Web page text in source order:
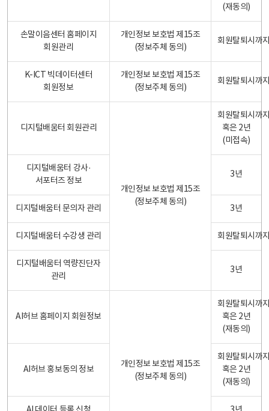
(재동의)
손말이음센터 홈페이지
회원관리
개인정보 보호법 제15조
(정보주체 동의)
회원탈퇴시까
K-ICT 빅데이터센터
회원정보
개인정보 보호법 제15조
(정보주체 동의)
회원탈퇴시까
디지털배움터 회원관리
개인정보 보호법 제15조
(정보주체 동의)
회원탈퇴시까
혹은 2년
(미접속)
디지털배움터 강사·
서포터즈 정보
3년
디지털배움터 문의자 관리 3년
디지털배움터 수강생 관리 회원탈퇴시까
디지털배움터 역량진단자
관리
3년
AI허브 홈페이지 회원정보
개인정보 보호법 제15조
(정보주체 동의)
회원탈퇴시까
혹은 2년
(재동의)
AI허브 홍보동의 정보
회원탈퇴시까
혹은 2년
(재동의)